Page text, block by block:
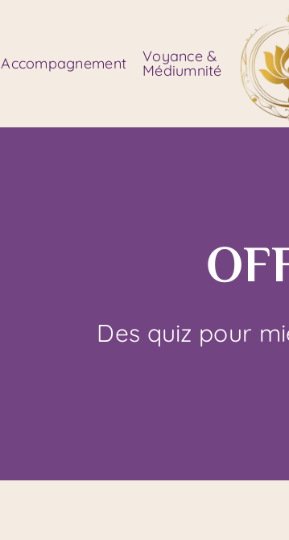
Accompagnement Voyance &
Médiumnité
Des quiz pour